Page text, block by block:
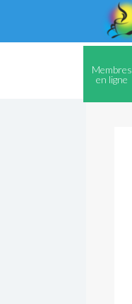
Membres
en ligne